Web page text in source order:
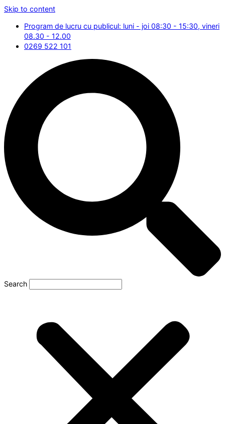
Skip to content
Program de lucru cu publicul: luni - joi 08:30 - 15:30, vineri
08.30 - 12.00
0269 522 101
Search